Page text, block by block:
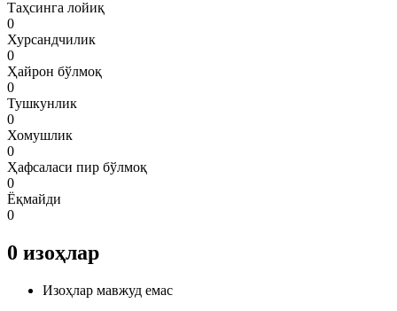
Таҳсинга лойиқ
0
Хурсандчилик
0
Ҳайрон бўлмоқ
0
Тушкунлик
0
Хомушлик
0
Ҳафсаласи пир бўлмоқ
0
Ёқмайди
0
0 изоҳлар
Изоҳлар мавжуд емас